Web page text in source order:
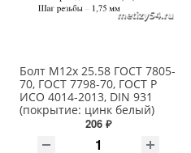
Болт М12х 25.58 ГОСТ 7805-
70, ГОСТ 7798-70, ГОСТ Р
ИСО 4014-2013, DIN 931
(покрытие: цинк белый)
206 ₽